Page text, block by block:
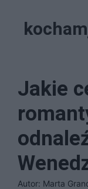
Jakie
Autor: Marta